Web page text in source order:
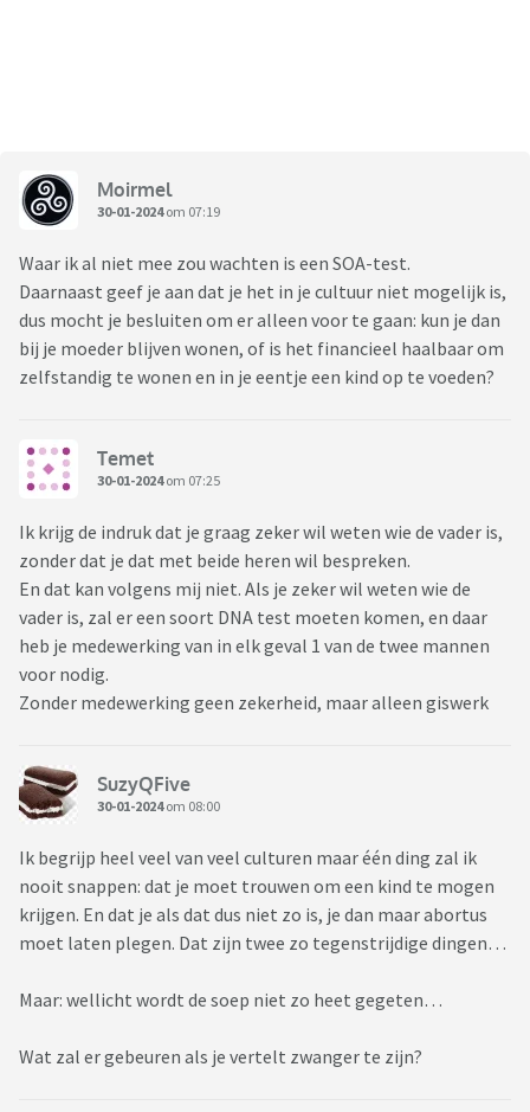
Moirmel
30-01-2024om 07:19
Waar ik al niet mee zou wachten is een SOA-test.
Daarnaast geef je aan dat je het in je cultuur niet mogelijk is,
dus mocht je besluiten om er alleen voor te gaan: kun je dan
bij je moeder blijven wonen, of is het financieel haalbaar om
zelfstandig te wonen en in je eentje een kind op te voeden?
Temet
30-01-2024om 07:25
Ik krijg de indruk dat je graag zeker wil weten wie de vader is,
zonder dat je dat met beide heren wil bespreken.
En dat kan volgens mij niet. Als je zeker wil weten wie de
vader is, zal er een soort DNA test moeten komen, en daar
heb je medewerking van in elk geval 1 van de twee mannen
voor nodig.
Zonder medewerking geen zekerheid, maar alleen giswerk
SuzyQFive
30-01-2024om 08:00
Ik begrijp heel veel van veel culturen maar één ding zal ik
nooit snappen: dat je moet trouwen om een kind te mogen
krijgen. En dat je als dat dus niet zo is, je dan maar abortus
moet laten plegen. Dat zijn twee zo tegenstrijdige dingen…
Maar: wellicht wordt de soep niet zo heet gegeten…
Wat zal er gebeuren als je vertelt zwanger te zijn?